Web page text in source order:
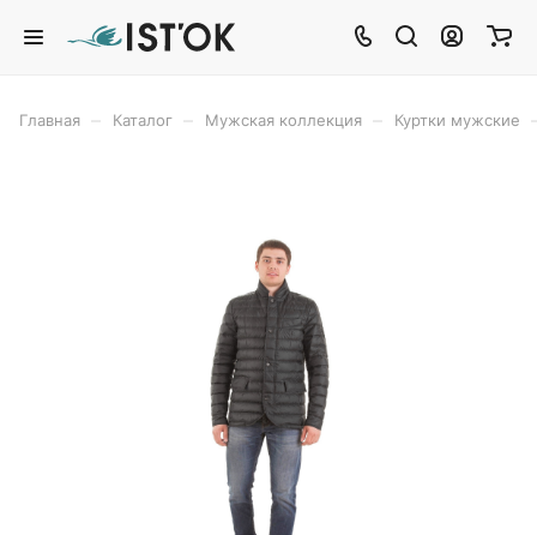
Главная Каталог Мужская коллекция Куртки мужские